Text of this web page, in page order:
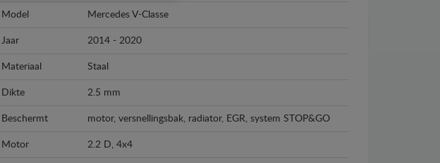
Model Mercedes V-Classe
Jaar 2014 - 2020
Materiaal Staal
Dikte 2.5 mm
Beschermt motor, versnellingsbak, radiator, EGR, system STOP&GO
Motor 2.2 D, 4x4